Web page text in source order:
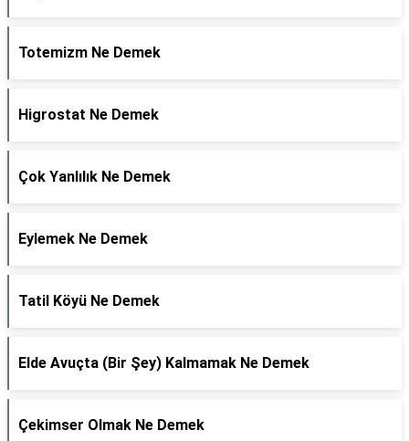
Totemizm Ne Demek
Higrostat Ne Demek
Çok Yanlılık Ne Demek
Eylemek Ne Demek
Tatil Köyü Ne Demek
Elde Avuçta (Bir Şey) Kalmamak Ne Demek
Çekimser Olmak Ne Demek